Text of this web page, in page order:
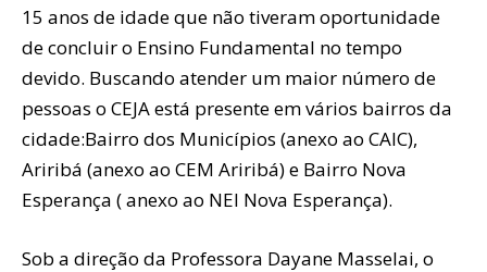
15 anos de idade que não tiveram oportunidade
de concluir o Ensino Fundamental no tempo
devido. Buscando atender um maior número de
pessoas o CEJA está presente em vários bairros da
cidade:Bairro dos Municípios (anexo ao CAIC),
Ariribá (anexo ao CEM Ariribá) e Bairro Nova
Esperança ( anexo ao NEI Nova Esperança).
Sob a direção da Professora Dayane Masselai, o